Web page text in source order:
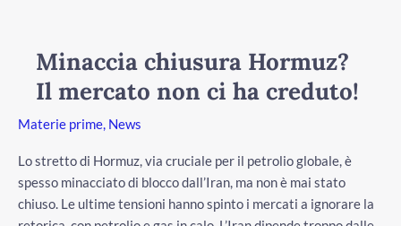
Minaccia chiusura Hormuz?
Il mercato non ci ha creduto!
Materie prime News
Lo stretto di Hormuz, via cruciale per il petrolio globale, è
spesso minacciato di blocco dall’Iran, ma non è mai stato
chiuso. Le ultime tensioni hanno spinto i mercati a ignorare la
mercato
ci
ha